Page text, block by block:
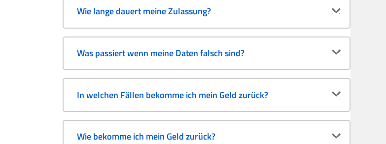
Wie lange dauert meine Zulassung?
Was passiert wenn meine Daten falsch sind?
In welchen Fällen bekomme ich mein Geld zurück?
Wie bekomme ich mein Geld zurück?